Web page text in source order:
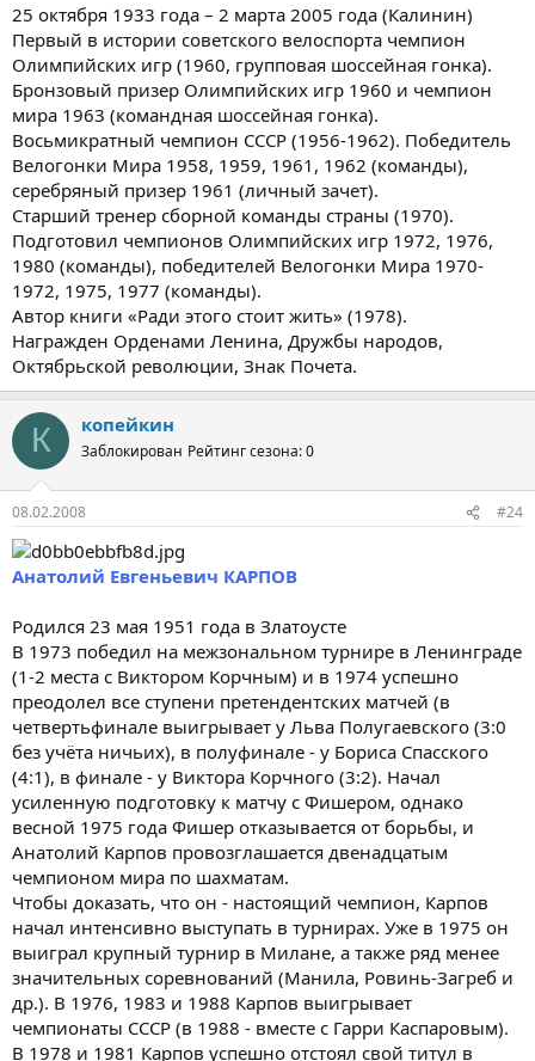
25 октября 1933 года – 2 марта 2005 года (Калинин)
Первый в истории советского велоспорта чемпион
Олимпийских игр (1960, групповая шоссейная гонка).
Бронзовый призер Олимпийских игр 1960 и чемпион
мира 1963 (командная шоссейная гонка).
Восьмикратный чемпион СССР (1956-1962). Победитель
Велогонки Мира 1958, 1959, 1961, 1962 (команды),
серебряный призер 1961 (личный зачет).
Старший тренер сборной команды страны (1970).
Подготовил чемпионов Олимпийских игр 1972, 1976,
1980 (команды), победителей Велогонки Мира 1970-
1972, 1975, 1977 (команды).
Автор книги «Ради этого стоит жить» (1978).
Награжден Орденами Ленина, Дружбы народов,
Октябрьской революции, Знак Почета.
К копейкин
Заблокирован Рейтинг сезона: 0
08.02.2008 #24
Анатолий Евгеньевич КАРПОВ
Родился 23 мая 1951 года в Златоусте
В 1973 победил на межзональном турнире в Ленинграде
(1-2 места с Виктором Корчным) и в 1974 успешно
преодолел все ступени претендентских матчей (в
четвертьфинале выигрывает у Льва Полугаевского (3:0
без учёта ничьих), в полуфинале - у Бориса Спасского
(4:1), в финале - у Виктора Корчного (3:2). Начал
усиленную подготовку к матчу с Фишером, однако
весной 1975 года Фишер отказывается от борьбы, и
Анатолий Карпов провозглашается двенадцатым
чемпионом мира по шахматам.
Чтобы доказать, что он - настоящий чемпион, Карпов
начал интенсивно выступать в турнирах. Уже в 1975 он
выиграл крупный турнир в Милане, а также ряд менее
значительных соревнований (Манила, Ровинь-Загреб и
др.). В 1976, 1983 и 1988 Карпов выигрывает
чемпионаты СССР (в 1988 - вместе с Гарри Каспаровым).
В 1978 и 1981 Карпов успешно отстоял свой титул в